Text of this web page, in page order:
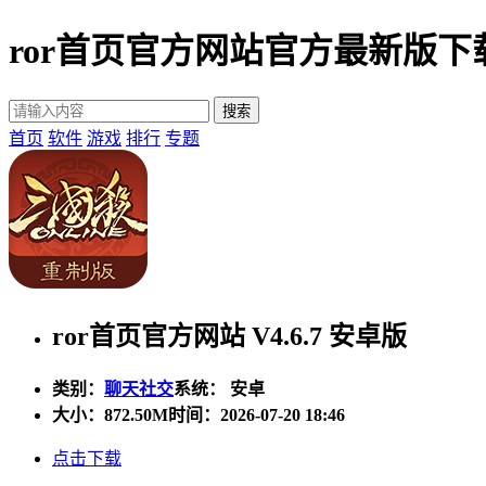
ror首页官方网站官方最新版下
首页 软件 游戏 排行 专题
ror首页官方网站 V4.6.7 安卓版
类别： 聊天社交系统： 安卓
大小： 872.50M时间：2026-07-20 18:46
点击下载